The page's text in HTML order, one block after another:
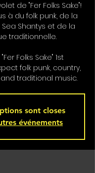
de "Fer Folks Sake"!
à du folk punk, de la
Shantys et de la
traditionnelle.
Folks Sake" 1st
folk punk, country,
traditional music.
sont closes
événements